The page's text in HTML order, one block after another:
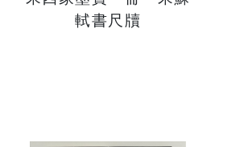
軾書尺牘